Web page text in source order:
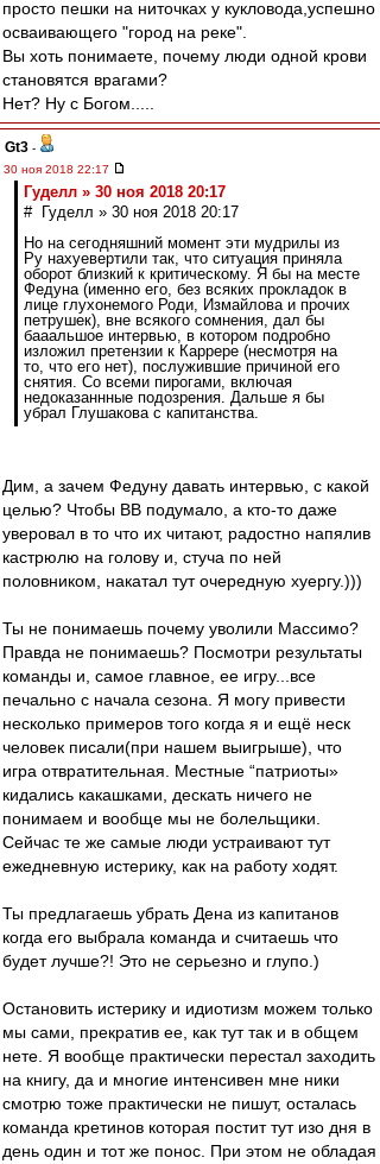
просто пешки на ниточках у кукловода,успешно
осваивающего "город на реке".
Вы хоть понимаете, почему люди одной крови
становятся врагами?
Нет? Ну с Богом.....
Gt3 -
30 ноя 2018 22:17
Гуделл » 30 ноя 2018 20:17
# Гуделл » 30 ноя 2018 20:17
Но на сегодняшний момент эти мудрилы из
Ру нахуевертили так, что ситуация приняла
оборот близкий к критическому. Я бы на месте
Федуна (именно его, без всяких прокладок в
лице глухонемого Роди, Измайлова и прочих
петрушек), вне всякого сомнения, дал бы
бааальшое интервью, в котором подробно
изложил претензии к Каррере (несмотря на
то, что его нет), послужившие причиной его
снятия. Со всеми пирогами, включая
недоказаннные подозрения. Дальше я бы
убрал Глушакова с капитанства.
Дим, а зачем Федуну давать интервью, с какой
целью? Чтобы ВВ подумало, а кто-то даже
уверовал в то что их читают, радостно напялив
кастрюлю на голову и, стуча по ней
половником, накатал тут очередную хуергу.)))
Ты не понимаешь почему уволили Массимо?
Правда не понимаешь? Посмотри результаты
команды и, самое главное, ее игру...все
печально с начала сезона. Я могу привести
несколько примеров того когда я и ещё неск
человек писали(при нашем выигрыше), что
игра отвратительная. Местные “патриоты»
кидались какашками, дескать ничего не
понимаем и вообще мы не болельщики.
Сейчас те же самые люди устраивают тут
ежедневную истерику, как на работу ходят.
Ты предлагаешь убрать Дена из капитанов
когда его выбрала команда и считаешь что
будет лучше?! Это не серьезно и глупо.)
Остановить истерику и идиотизм можем только
мы сами, прекратив ее, как тут так и в общем
нете. Я вообще практически перестал заходить
на книгу, да и многие интенсивен мне ники
смотрю тоже практически не пишут, осталась
команда кретинов которая постит тут изо дня в
день один и тот же понос. При этом не обладая